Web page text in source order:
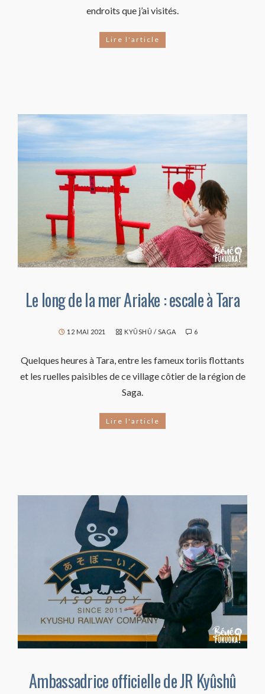
endroits que j’ai visités.
Lire l'article
Le long de la mer Ariake : escale à Tara
12 MAI 2021 KYÛSHÛ / SAGA 6
Quelques heures à Tara, entre les fameux toriis flottants
et les ruelles paisibles de ce village côtier de la région de
Saga.
Lire l'article
Ambassadrice officielle de JR Kyûshû